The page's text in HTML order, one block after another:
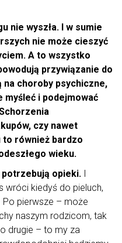
nie wyszła. I w sumie
nie może cieszyć
A to wszystko
przywiązanie do
choroby psychiczne,
myśleć i podejmować
czy nawet
to również bardzo
wieku.
opieki. I
wróci kiedyś do pieluch,
Po pierwsze – może
naszym rodzicom, tak
drugie – to my za